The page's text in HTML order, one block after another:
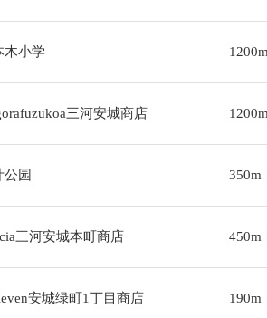
木小学
三河安城商店
公园 350m
三河安城本町商店 450m
安城绿町1丁目商店 190m